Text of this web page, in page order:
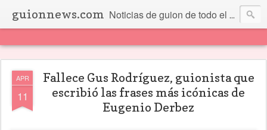
guionnews.com Noticias de guion de todo el mundo... Y más.
APR
11
Fallece Gus Rodríguez, guionista que
escribió las frases más icónicas de
Eugenio Derbez